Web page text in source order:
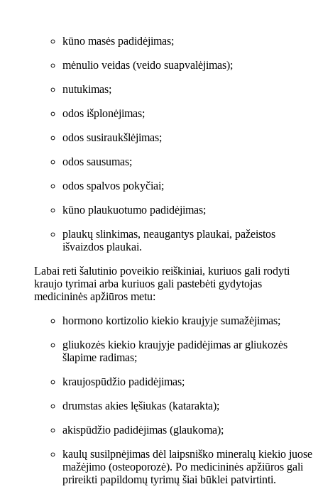
kūno masės padidėjimas;
mėnulio veidas (veido suapvalėjimas);
nutukimas;
odos išplonėjimas;
odos susiraukšlėjimas;
odos sausumas;
odos spalvos pokyčiai;
kūno plaukuotumo padidėjimas;
plaukų slinkimas, neaugantys plaukai, pažeistos
išvaizdos plaukai.
Labai reti šalutinio poveikio reiškiniai, kuriuos gali rodyti
kraujo tyrimai arba kuriuos gali pastebėti gydytojas
medicininės apžiūros metu:
hormono kortizolio kiekio kraujyje sumažėjimas;
gliukozės kiekio kraujyje padidėjimas ar gliukozės
šlapime radimas;
kraujospūdžio padidėjimas;
drumstas akies lęšiukas (katarakta);
akispūdžio padidėjimas (glaukoma);
kaulų susilpnėjimas dėl laipsniško mineralų kiekio juose
mažėjimo (osteoporozė). Po medicininės apžiūros gali
prireikti papildomų tyrimų šiai būklei patvirtinti.